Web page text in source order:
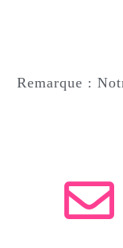
Remarque :